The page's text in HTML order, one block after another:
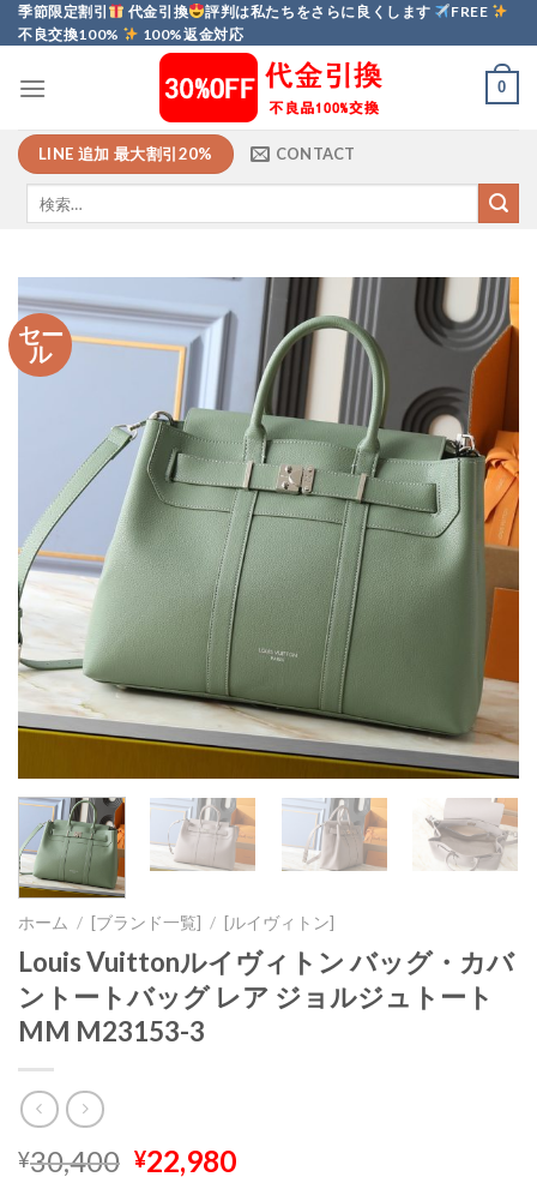
Skip
to
季節限定割引 代金引換 評判は私たちをさらに良くします
FREE
不良交換100%
100%返金対応
0
LINE 追加 最大割引20% CONTACT
セー
ル
ホーム / [ブランド一覧] / [ルイヴィトン]
Louis Vuittonルイヴィトン バッグ・カバ
ントートバッグ レア ジョルジュトート
MM M23153-3
¥30,400 元
¥22,980現